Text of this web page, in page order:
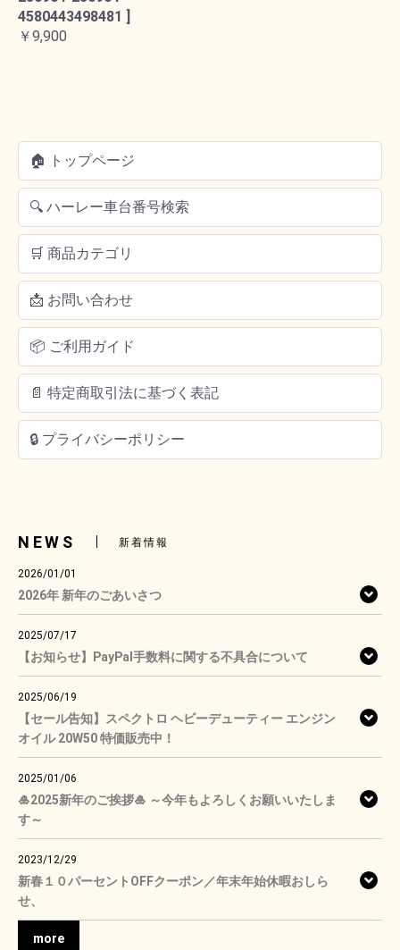
4580443498481 ]
￥9,900
🏠 トップページ
🔍 ハーレー車台番号検索
🛒 商品カテゴリ
📩 お問い合わせ
📦 ご利用ガイド
📄 特定商取引法に基づく表記
🔒 プライバシーポリシー
NEWS 新着情報
2026/01/01
2026年 新年のごあいさつ
2025/07/17
【お知らせ】PayPal手数料に関する不具合について
2025/06/19
【セール告知】スペクトロ ヘビーデューティー エンジン
オイル 20W50 特価販売中！
2025/01/06
🎍2025新年のご挨拶🎍 ～今年もよろしくお願いいたしま
す～
2023/12/29
新春１０パーセントOFFクーポン／年末年始休暇おしら
せ、
more